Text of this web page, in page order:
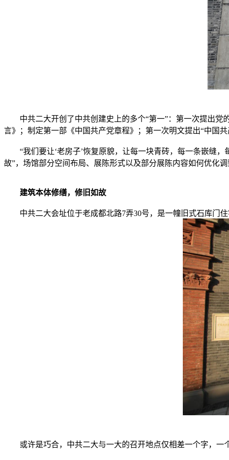
中共二大开创了中共创建史上的多个“第一”：第一次提出党
言》；制定第一部《中国共产党章程》；第一次明文提出“中国共
“我们要让‘老房子’恢复原貌，让每一块青砖，每一条嵌缝，
故”，场馆部分空间布局、展陈形式以及部分展陈内容如何优化
建筑本体修缮，修旧如故
中共二大会址位于老成都北路7弄30号，是一幢旧式石库门住
或许是巧合，中共二大与一大的召开地点仅相差一个字，一